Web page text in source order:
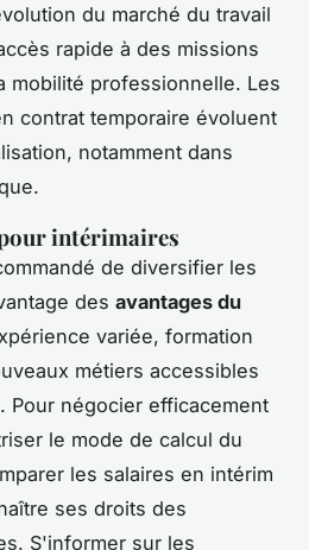
du marché du travail
rapide à des missions
mobilité professionnelle. Les
contrat temporaire évoluent
notamment dans
intérimaires
de diversifier les
des avantages du
variée, formation
métiers accessibles
Pour négocier efficacement
le mode de calcul du
les salaires en intérim
ses droits des
S'informer sur les